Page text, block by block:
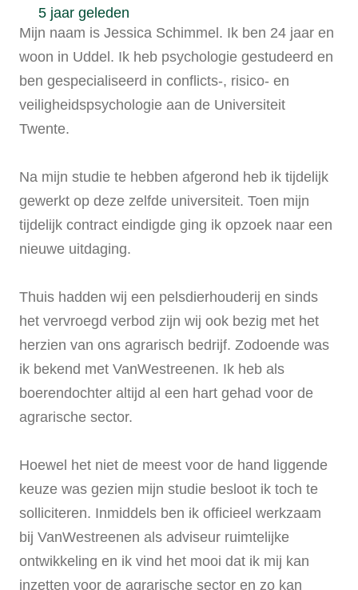
5 jaar geleden
Mijn naam is Jessica Schimmel. Ik ben 24 jaar en
woon in Uddel. Ik heb psychologie gestudeerd en
ben gespecialiseerd in conflicts-, risico- en
veiligheidspsychologie aan de Universiteit
Twente.
Na mijn studie te hebben afgerond heb ik tijdelijk
gewerkt op deze zelfde universiteit. Toen mijn
tijdelijk contract eindigde ging ik opzoek naar een
nieuwe uitdaging.
Thuis hadden wij een pelsdierhouderij en sinds
het vervroegd verbod zijn wij ook bezig met het
herzien van ons agrarisch bedrijf. Zodoende was
ik bekend met VanWestreenen. Ik heb als
boerendochter altijd al een hart gehad voor de
agrarische sector.
Hoewel het niet de meest voor de hand liggende
keuze was gezien mijn studie besloot ik toch te
solliciteren. Inmiddels ben ik officieel werkzaam
bij VanWestreenen als adviseur ruimtelijke
ontwikkeling en ik vind het mooi dat ik mij kan
inzetten voor de agrarische sector en zo kan